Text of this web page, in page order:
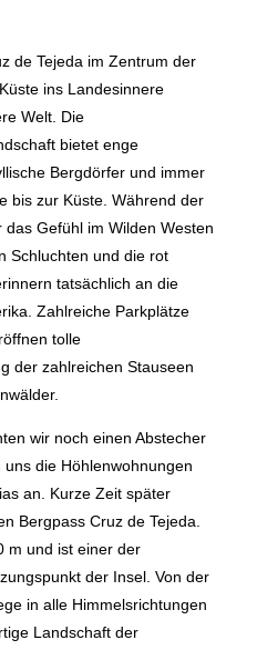
de Tejeda im Zentrum der
ins Landesinnere
Welt. Die
bietet enge
Bergdörfer und immer
bis zur Küste. Während der
Gefühl im Wilden Westen
Schluchten und die rot
tatsächlich an die
Zahlreiche Parkplätze
tolle
der zahlreichen Stauseen
wir noch einen Abstecher
die Höhlenwohnungen
an. Kurze Zeit später
Bergpass Cruz de Tejeda.
m und ist einer der
der Insel. Von der
in alle Himmelsrichtungen
Landschaft der